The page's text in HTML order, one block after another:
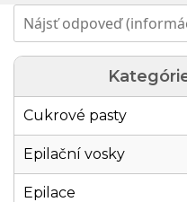
Cukrové pasty
Epilační vosky
Epilace